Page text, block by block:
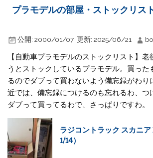
プラモデルの部屋・ストックリス
公開: 2000/01/07 更新: 2025/06/21
【自動車プラモデルのストックリスト】老
うとストックしているプラモデル。買った
るのでダブって買わないよう備忘録がわり
近では、備忘録につけるのも忘れるわ、つ
ダブって買ってるわで、さっぱりですわ。
ラジコントラック スカニ
1/14）